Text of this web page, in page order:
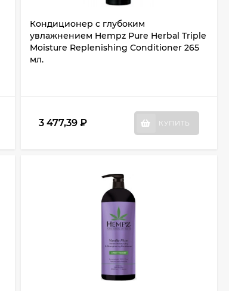
Кондиционер с глубоким
увлажнением Hempz Pure Herbal Triple
Moisture Replenishing Conditioner 265
мл.
3 477,39 ₽ КУПИТЬ